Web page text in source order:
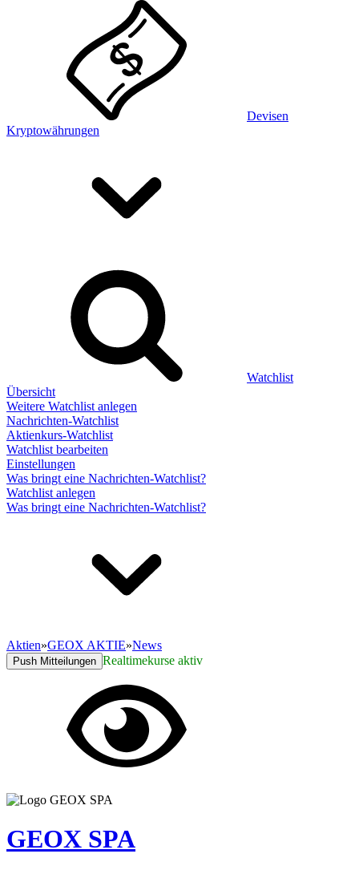
Devisen
Kryptowährungen
Watchlist
Übersicht
Weitere Watchlist anlegen
Nachrichten-Watchlist
Aktienkurs-Watchlist
Watchlist bearbeiten
Einstellungen
Was bringt eine Nachrichten-Watchlist?
Watchlist anlegen
Was bringt eine Nachrichten-Watchlist?
Aktien»GEOX AKTIE»News
Push Mitteilungen Realtimekurse aktiv
GEOX SPA